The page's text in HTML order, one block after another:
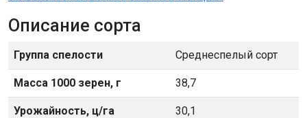
Описание сорта
Группа спелости Среднеспелый сорт
Масса 1000 зерен, г 38,7
Урожайность, ц/га 30,1